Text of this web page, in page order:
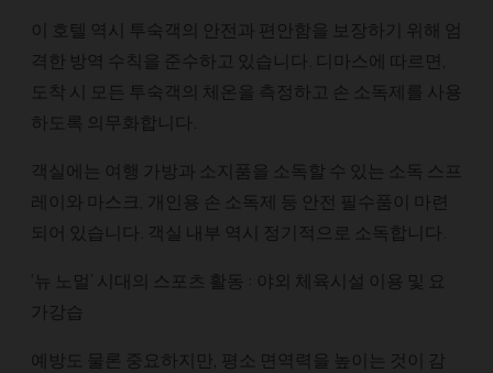
이 호텔 역시 투숙객의 안전과 편안함을 보장하기 위해 엄
격한 방역 수칙을 준수하고 있습니다. 디마스에 따르면,
도착 시 모든 투숙객의 체온을 측정하고 손 소독제를 사용
하도록 의무화합니다.
객실에는 여행 가방과 소지품을 소독할 수 있는 소독 스프
레이와 마스크, 개인용 손 소독제 등 안전 필수품이 마련
되어 있습니다. 객실 내부 역시 정기적으로 소독합니다.
‘뉴 노멀’ 시대의 스포츠 활동 : 야외 체육시설 이용 및 요
가강습
예방도 물론 중요하지만, 평소 면역력을 높이는 것이 감